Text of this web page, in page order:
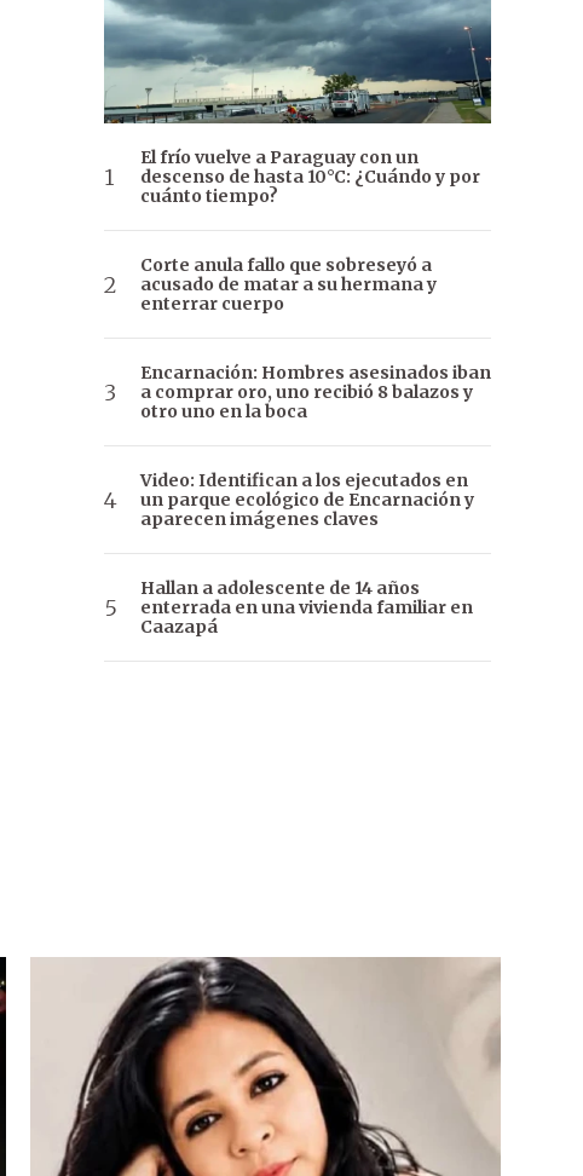
El frío vuelve a Paraguay con un
descenso de hasta 10°C: ¿Cuándo y por
cuánto tiempo?
Corte anula fallo que sobreseyó a
acusado de matar a su hermana y
enterrar cuerpo
Encarnación: Hombres asesinados iban
a comprar oro, uno recibió 8 balazos y
otro uno en la boca
Video: Identifican a los ejecutados en
un parque ecológico de Encarnación y
aparecen imágenes claves
Hallan a adolescente de 14 años
enterrada en una vivienda familiar en
Caazapá